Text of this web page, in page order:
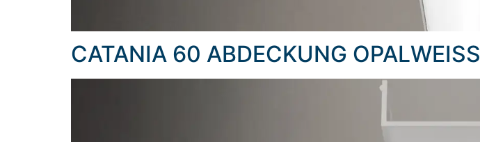
CATANIA 60 ABDECKUNG OPALWEISS